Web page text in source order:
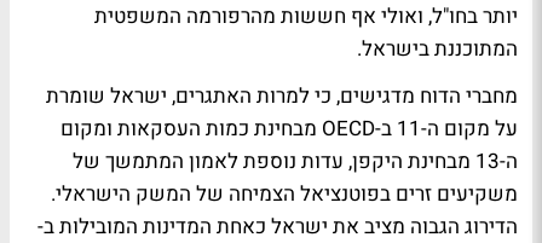
יותר בחו"ל, ואולי אף חששות מהרפורמה המשפטית
המתוכננת בישראל.
מחברי הדוח מדגישים, כי למרות האתגרים, ישראל שומרת
על מקום ה-11 ב-OECD מבחינת כמות העסקאות ומקום
ה-13 מבחינת היקפן, עדות נוספת לאמון המתמשך של
משקיעים זרים בפוטנציאל הצמיחה של המשק הישראלי.
הדירוג הגבוה מציב את ישראל כאחת המדינות המובילות ב-